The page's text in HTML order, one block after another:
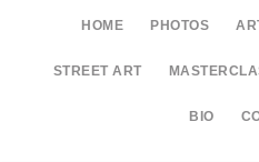
HOME PHOTOS
STREET ART
BIO